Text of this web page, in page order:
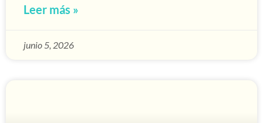
Leer más »
junio 5, 2026